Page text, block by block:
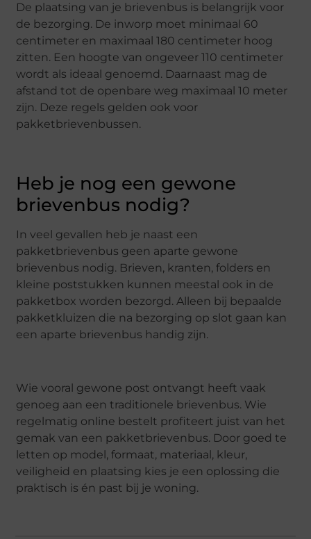
De plaatsing van je brievenbus is belangrijk voor
de bezorging. De inworp moet minimaal 60
centimeter en maximaal 180 centimeter hoog
zitten. Een hoogte van ongeveer 110 centimeter
wordt als ideaal genoemd. Daarnaast mag de
afstand tot de openbare weg maximaal 10 meter
zijn. Deze regels gelden ook voor
pakketbrievenbussen.
Heb je nog een gewone
brievenbus nodig?
In veel gevallen heb je naast een
pakketbrievenbus geen aparte gewone
brievenbus nodig. Brieven, kranten, folders en
kleine poststukken kunnen meestal ook in de
pakketbox worden bezorgd. Alleen bij bepaalde
pakketkluizen die na bezorging op slot gaan kan
een aparte brievenbus handig zijn.
Wie vooral gewone post ontvangt heeft vaak
genoeg aan een traditionele brievenbus. Wie
regelmatig online bestelt profiteert juist van het
gemak van een pakketbrievenbus. Door goed te
letten op model, formaat, materiaal, kleur,
veiligheid en plaatsing kies je een oplossing die
praktisch is én past bij je woning.